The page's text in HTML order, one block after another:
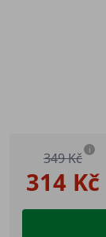
314 Kč
349 Kč i